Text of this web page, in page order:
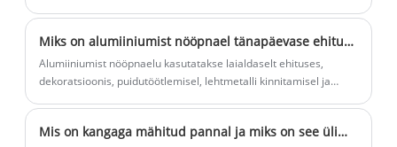
Miks on alumiiniumist nööpnael tänapäevase ehituse jaoks usaldusväärne valik?
Alumiiniumist nööpnaelu kasutatakse laialdaselt ehituses,
dekoratsioonis, puidutöötlemisel, lehtmetalli kinnitamisel ja
korrosioonikindlaid ja kauakestvaid kinnituslahendusi, on sellel
Mis on kangaga mähitud pannal ja miks on see ülim valik esmaklassiliste moe- ja käsitööprojektide jaoks